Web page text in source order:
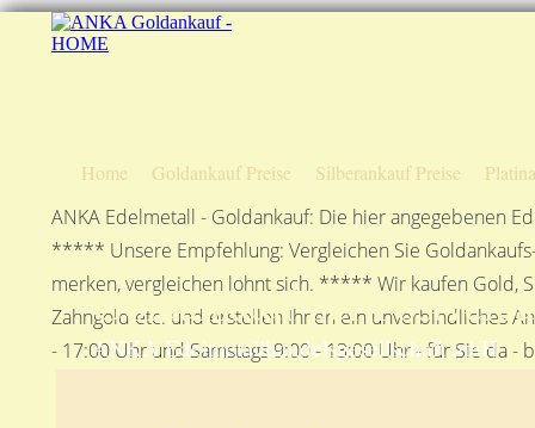
Home Goldankauf Preise Silberankauf Preise
ANKA Edelmetall - Goldankauf: Die hier angegebenen
***** Unsere Empfehlung: Vergleichen Sie
merken, vergleichen lohnt sich. ***** Wir kaufen Gold,
Zahngold etc. und erstellen Ihnen ein unverbindliches
- 17:00 Uhr und Samstags 9:00 - 13:00 Uhr - für Sie
Goldankauf per
ANKA Edelmetallhandelsgesellschaft mbH